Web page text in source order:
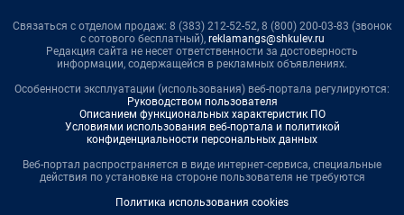
Связаться с отделом продаж: 8 (383) 212-52-52, 8 (800) 200-03-83 (звонок
с сотового бесплатный), reklamangs@shkulev.ru
Редакция сайта не несет ответственности за достоверность
информации, содержащейся в рекламных объявлениях.
Особенности эксплуатации (использования) веб-портала регулируются:
Руководством пользователя
Описанием функциональных характеристик ПО
Условиями использования веб-портала и политикой
конфиденциальности персональных данных
Веб-портал распространяется в виде интернет-сервиса, специальные
действия по установке на стороне пользователя не требуются
Политика использования cookies